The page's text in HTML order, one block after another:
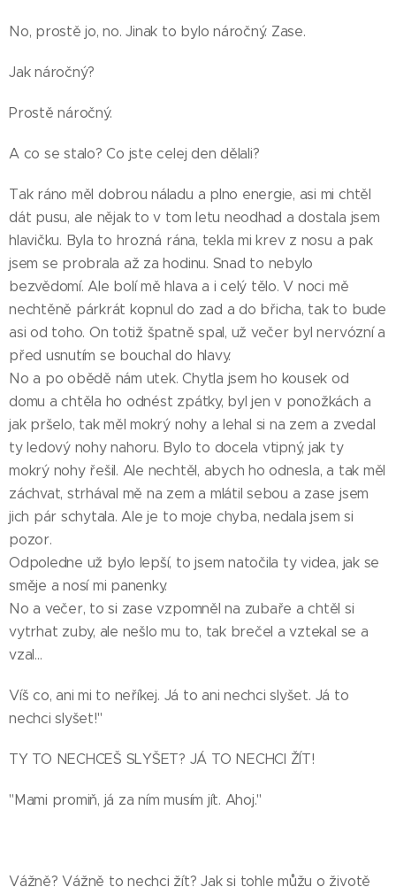
No, prostě jo, no. Jinak to bylo náročný. Zase.
Jak náročný?
Prostě náročný.
A co se stalo? Co jste celej den dělali?
Tak ráno měl dobrou náladu a plno energie, asi mi chtěl
dát pusu, ale nějak to v tom letu neodhad a dostala jsem
hlavičku. Byla to hrozná rána, tekla mi krev z nosu a pak
jsem se probrala až za hodinu. Snad to nebylo
bezvědomí. Ale bolí mě hlava a i celý tělo. V noci mě
nechtěně párkrát kopnul do zad a do břicha, tak to bude
asi od toho. On totiž špatně spal, už večer byl nervózní a
před usnutím se bouchal do hlavy.
No a po obědě nám utek. Chytla jsem ho kousek od
domu a chtěla ho odnést zpátky, byl jen v ponožkách a
jak pršelo, tak měl mokrý nohy a lehal si na zem a zvedal
ty ledový nohy nahoru. Bylo to docela vtipný, jak ty
mokrý nohy řešil. Ale nechtěl, abych ho odnesla, a tak měl
záchvat, strhával mě na zem a mlátil sebou a zase jsem
jich pár schytala. Ale je to moje chyba, nedala jsem si
pozor.
Odpoledne už bylo lepší, to jsem natočila ty videa, jak se
směje a nosí mi panenky.
No a večer, to si zase vzpomněl na zubaře a chtěl si
vytrhat zuby, ale nešlo mu to, tak brečel a vztekal se a
vzal...
Víš co, ani mi to neříkej. Já to ani nechci slyšet. Já to
nechci slyšet!"
TY TO NECHCEŠ SLYŠET? JÁ TO NECHCI ŽÍT!
"Mami promiň, já za ním musím jít. Ahoj."
Vážně? Vážně to nechci žít? Jak si tohle můžu o životě